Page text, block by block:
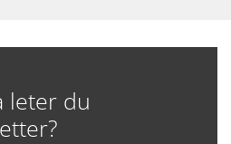
leter du
etter?